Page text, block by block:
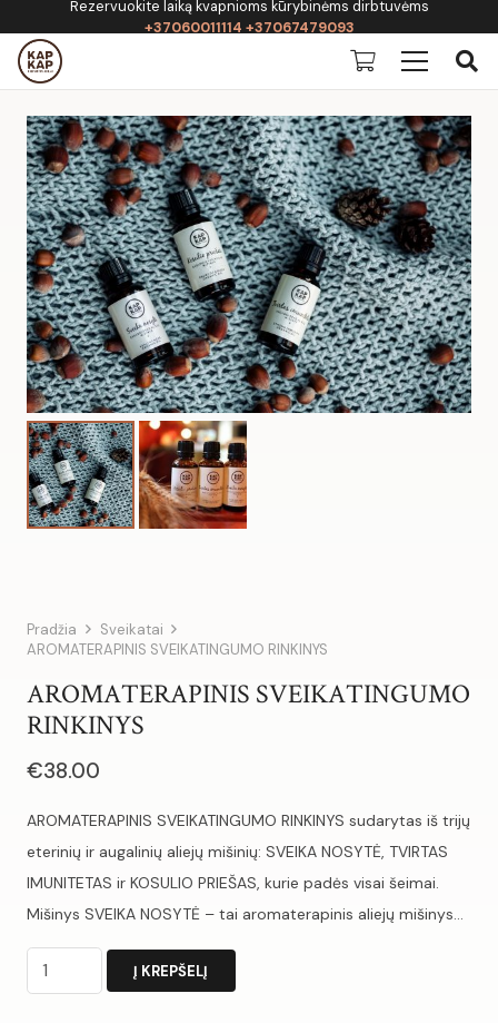
Rezervuokite laiką kvapnioms kūrybinėms dirbtuvėms
+37060011114 +37067479093
Pradžia
Sveikatai
AROMATERAPINIS SVEIKATINGUMO RINKINYS
AROMATERAPINIS SVEIKATINGUMO
RINKINYS
€38.00
AROMATERAPINIS SVEIKATINGUMO RINKINYS sudarytas iš trijų
eterinių ir augalinių aliejų mišinių: SVEIKA NOSYTĖ, TVIRTAS
IMUNITETAS ir KOSULIO PRIEŠAS, kurie padės visai šeimai.
Mišinys SVEIKA NOSYTĖ – tai aromaterapinis aliejų mišinys…
produkto
kiekis:
Į KREPŠELĮ